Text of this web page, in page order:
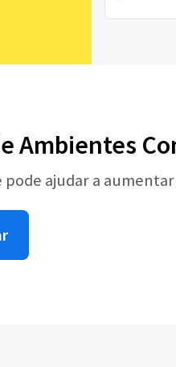
Ambientes
pode ajudar a